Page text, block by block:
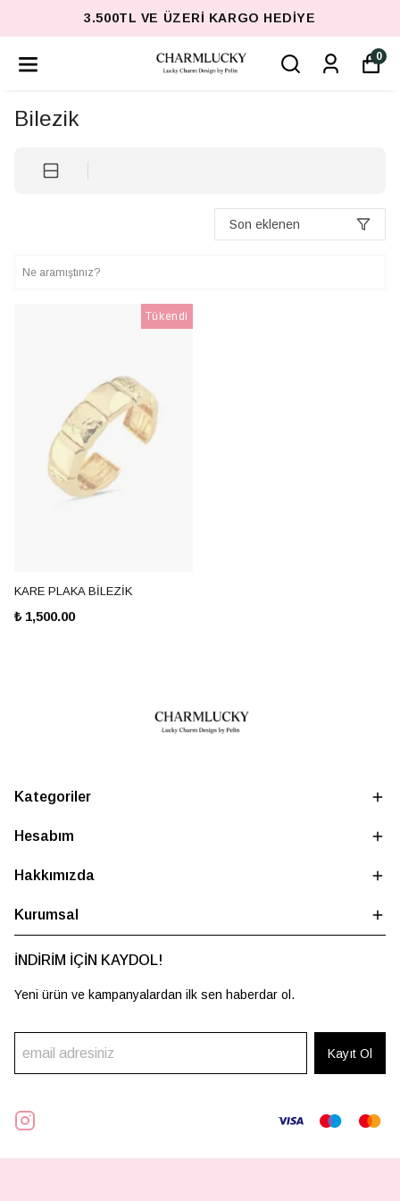
3.500TL VE ÜZERI KARGO HEDIYE
0
Bilezik
Son eklenen
Tükendi
KARE PLAKA BİLEZİK
₺ 1,500.00
Kategoriler
Hesabım
Hakkımızda
Kurumsal
İNDİRİM İÇİN KAYDOL!
Yeni ürün ve kampanyalardan ilk sen haberdar ol.
Kayıt Ol